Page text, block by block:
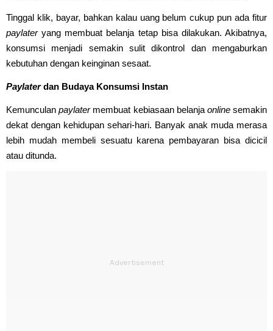
Tinggal klik, bayar, bahkan kalau uang belum cukup pun ada fitur
paylateryang membuat belanja tetap bisa dilakukan. Akibatnya,
konsumsi menjadi semakin sulit dikontrol dan mengaburkan
kebutuhan dengan keinginan sesaat.
Paylaterdan Budaya Konsumsi Instan
Kemunculanpaylatermembuat kebiasaan belanja onlinesemakin
dekat dengan kehidupan sehari-hari. Banyak anak muda merasa
lebih mudah membeli sesuatu karena pembayaran bisa dicicil
atau ditunda.